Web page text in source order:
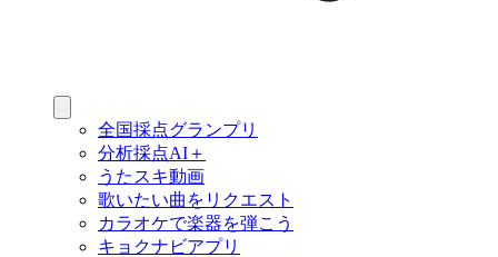
全国採点グランプリ
分析採点AI＋
うたスキ動画
歌いたい曲をリクエスト
カラオケで楽器を弾こう
キョクナビアプリ